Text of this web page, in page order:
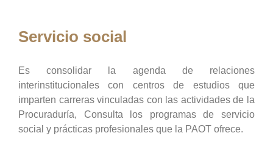
Servicio social
Es consolidar la agenda de relaciones
interinstitucionales con centros de estudios que
imparten carreras vinculadas con las actividades de la
Procuraduría, Consulta los programas de servicio
social y prácticas profesionales que la PAOT ofrece.